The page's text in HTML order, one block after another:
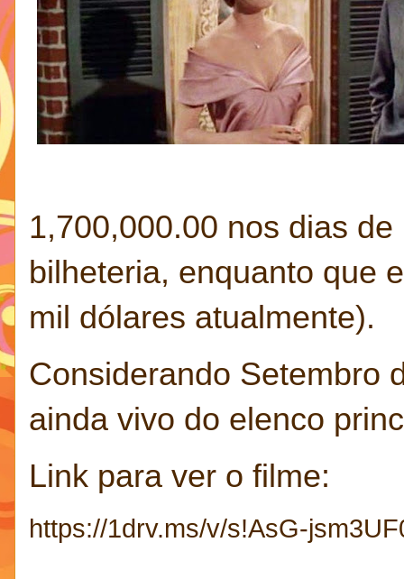
1,700,000.00 nos dias
bilheteria, enquanto que
mil dólares atualmente).
Considerando Setembro
ainda vivo do elenco
Link para ver o filme:
https://1drv.ms/v/s!AsG-